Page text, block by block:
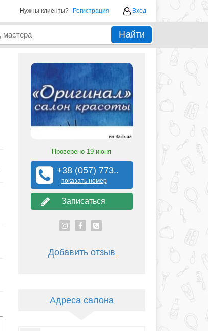
Нужны клиенты? Регистрация Вход
Найти
Проверено 19 июня
+38 (057) 773..
показать номер
Записаться
Добавить отзыв
Адреса салона